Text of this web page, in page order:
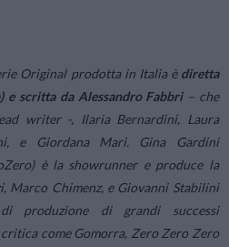
Original prodotta in Italia è diretta
e scritta da Alessandro Fabbri– che
writer -, Ilaria Bernardini, Laura
e Giordana Mari. Gina Gardini
è la showrunner e produce la
Marco Chimenz, e Giovanni Stabilini
produzione di grandi successi
come Gomorra, Zero Zero Zero